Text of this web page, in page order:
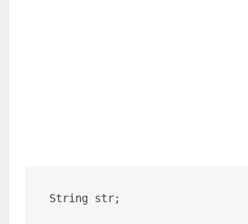
String str;